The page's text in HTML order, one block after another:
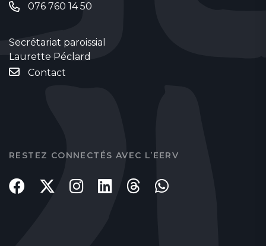
076 760 14 50
Secrétariat paroissial
Laurette Péclard
Contact
RESTEZ CONNECTÉS AVEC L’EERV